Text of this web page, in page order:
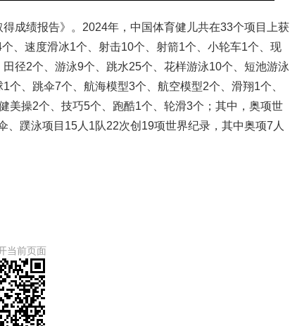
成绩报告》。2024年，中国体育健儿共在33个项目上获
、速度滑冰1个、射击10个、射箭1个、小轮车1个、现
径2个、游泳9个、跳水25个、花样游泳10个、短池游泳
、跳伞7个、航海模型3个、航空模型2个、滑翔1个、
美操2个、技巧5个、跑酷1个、轮滑3个；其中，奥项世
蹼泳项目15人1队22次创19项世界纪录，其中奥项7人
当前页面